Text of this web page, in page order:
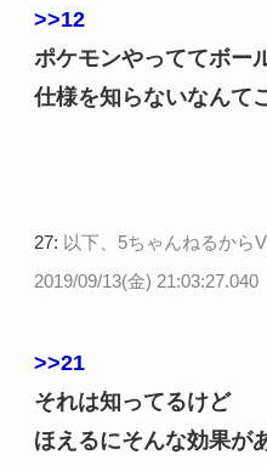
>>12
ポケモンやっててボー
仕様を知らないなんて
27: 以下、5ちゃんねるから
2019/09/13(金) 21:03:27.040
>>21
それは知ってるけど
ほえるにそんな効果が